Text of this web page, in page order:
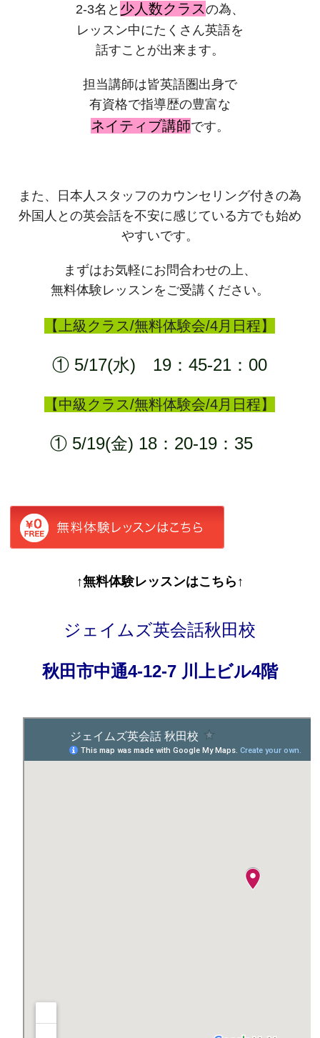
2-3名と 少人数クラスの為、
レッスン中にたくさん英語を
話すことが出来ます。
担当講師は皆英語圏出身で
有資格で指導歴の豊富な
ネイティブ講師です。
また、日本人スタッフのカウンセリング付きの為
外国人との英会話を不安に感じている方でも始め
やすいです。
まずはお気軽にお問合わせの上、
無料体験レッスンをご受講ください。
【上級クラス/無料体験会/4月日程】
① 5/17(水) 19：45-21：00
【中級クラス/無料体験会/4月日程】
① 5/19(金) 18：20-19：35
↑無料体験レッスンはこちら↑
ジェイムズ英会話秋田校
秋田市中通4-12-7 川上ビル4階